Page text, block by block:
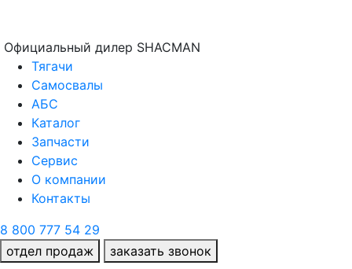
Официальный дилер SHACMAN
Тягачи
Самосвалы
АБС
Каталог
Запчасти
Сервис
О компании
Контакты
8 800 777 54 29
отдел продаж
заказать звонок